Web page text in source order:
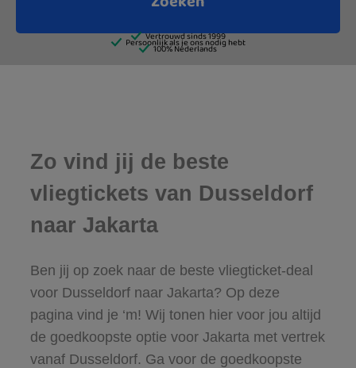
Zo vind jij de beste
vliegtickets van Dusseldorf
naar Jakarta
Ben jij op zoek naar de beste vliegticket-deal
voor Dusseldorf naar Jakarta? Op deze
pagina vind je ‘m! Wij tonen hier voor jou altijd
de goedkoopste optie voor Jakarta met vertrek
vanaf Dusseldorf. Ga voor de goedkoopste